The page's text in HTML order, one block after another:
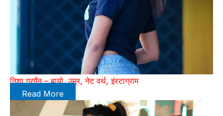
निशा गुरगैन – बायो, उम्र, नेट वर्थ, इंस्टाग्राम
Read More